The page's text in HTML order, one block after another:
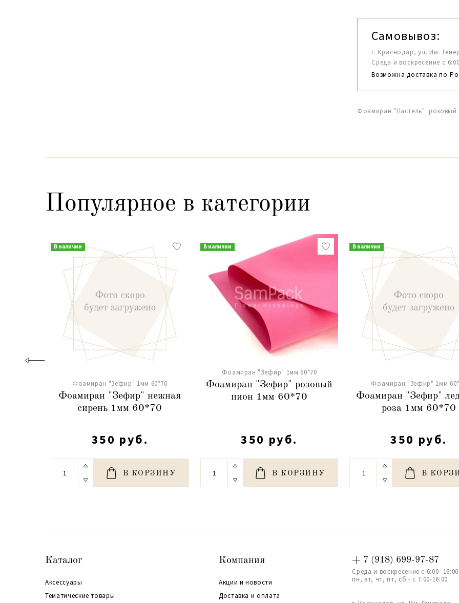
Самовывоз:
г. Краснодар, ул. Им.
Среда и воскресение с
Возможна доставка по
Фоамиран "Пастель" розовый
Популярное в категории
В наличии
Фоамиран "Зефир" 1мм 60*70
Фоамиран "Зефир" нежная
сирень 1мм 60*70
350 руб.
В КОРЗИНУ
В наличии
Фоамиран "Зефир" 1мм 60*70
Фоамиран "Зефир" розовый
пион 1мм 60*70
350 руб.
В КОРЗИНУ
В наличии
Фоамиран "Зефир" 1мм
Фоамиран "Зефир"
роза 1мм 60*70
350 руб.
В
Каталог
Аксессуары
Тематические товары
Компания
Акции и новости
Доставка и оплата
+ 7 (918) 699-97-87
Среда и воскресение с 6:00-
пн, вт, чт, пт, сб - с 7:00-16:00